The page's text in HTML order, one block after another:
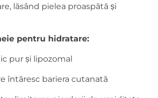
lăsând pielea proaspătă și
pentru hidratare:
pur și lipozomal
întăresc bariera cutanată